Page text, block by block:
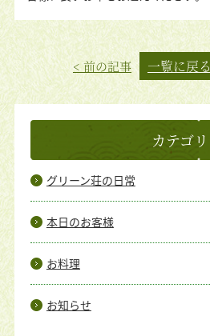
< 前の記事 一覧に戻る
カテゴリ
グリーン荘の日常
本日のお客様
お料理
お知らせ